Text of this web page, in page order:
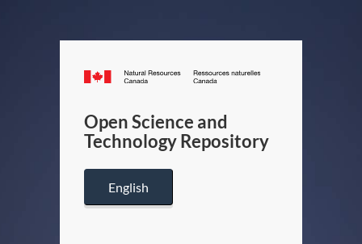
Canada.ca
/
Canada
Open Science and
Technology Repository
English